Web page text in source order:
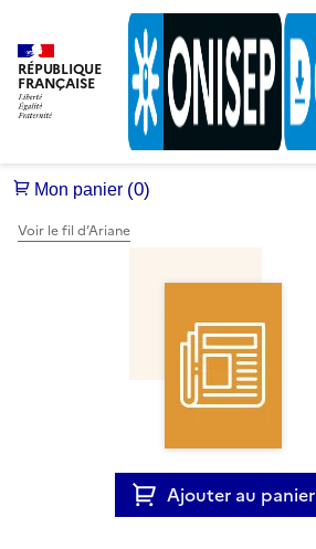
RÉPUBLIQUE
FRANÇAISE
Voir le fil d’Ariane
Ajouter au panier